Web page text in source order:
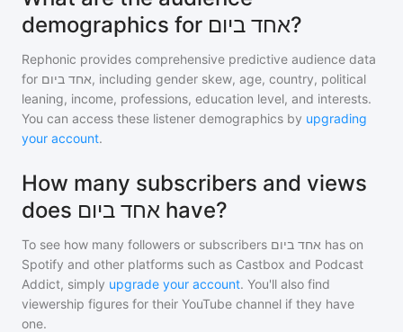
demographics for אחד ביום?
Rephonic provides comprehensive predictive audience data
for אחד ביום, including gender skew, age, country, political
leaning, income, professions, education level, and interests.
You can access these listener demographics by upgrading
your account.
How many subscribers and views
does אחד ביום have?
To see how many followers or subscribers אחד ביום has on
Spotify and other platforms such as Castbox and Podcast
Addict, simply upgrade your account. You'll also find
viewership figures for their YouTube channel if they have
one.